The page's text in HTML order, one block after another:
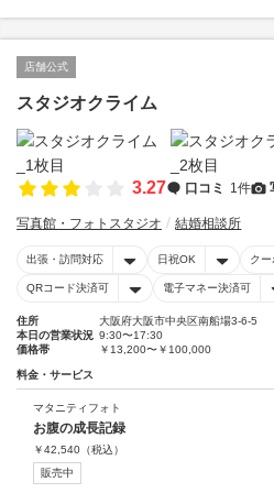
店舗公式
スタジオクライム
3.27 口コミ 1件
写真館・フォトスタジオ 結婚相談所
出張・訪問対応 日祝OK ク
QRコード決済可 電子マネー決済可
住所
大阪府大阪市中央区南船場3-6-5
本日の営業状況 9:30〜17:30
価格帯
￥13,200〜￥100,000
料金・サービス
マタニティフォト
お腹の成長記録
￥42,540 （税込）
販売中